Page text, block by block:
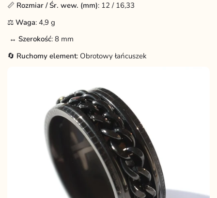
📏 Rozmiar / Śr. wew. (mm): 12 / 16,33
⚖️ Waga: 4,9 g
↔️ Szerokość: 8 mm
🔄 Ruchomy element: Obrotowy łańcuszek